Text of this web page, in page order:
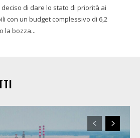
di dare lo stato di priorità ai
con un budget complessivo di 6,2
Secondo la bozza...